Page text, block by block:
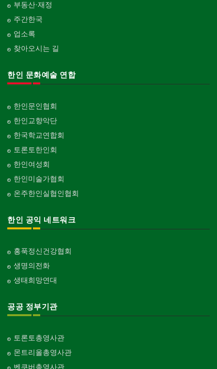
부동산·재정
주간한국
업소록
찾아오시는 길
한인 문화예술 연합
한인문인협회
한인교향악단
한국학교연합회
토론토한인회
한인여성회
한인미술가협회
온주한인실협인협회
한인 공익 네트워크
홍푹정신건강협회
생명의전화
생태희망연대
공공 정부기관
토론토총영사관
몬트리올총영사관
벤쿠버총영사관